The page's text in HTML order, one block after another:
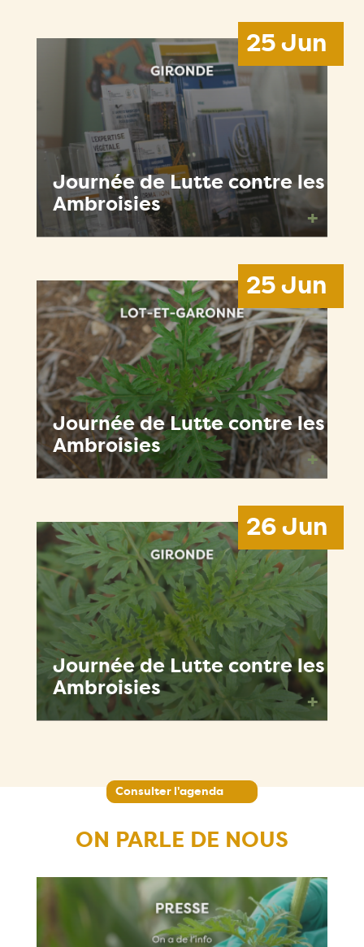
Journée de Lutte contre les
Ambroisies
26 Jun
+
Journée de Lutte contre les
Ambroisies
25 Jun
+
Journée de Lutte contre les
Ambroisies
25 Jun
+
Consulter l'agenda
ON PARLE DE NOUS